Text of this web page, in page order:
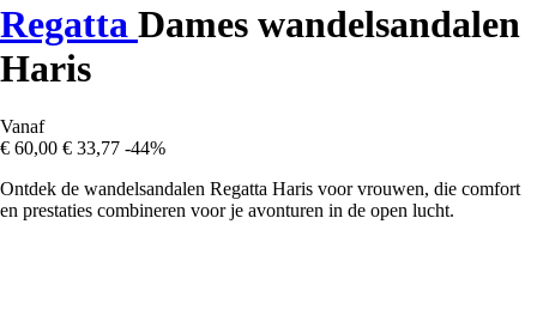
Regatta Dames wandelsandalen
Haris
Vanaf
€ 60,00 € 33,77 -44%
Ontdek de wandelsandalen Regatta Haris voor vrouwen, die comfort
en prestaties combineren voor je avonturen in de open lucht.